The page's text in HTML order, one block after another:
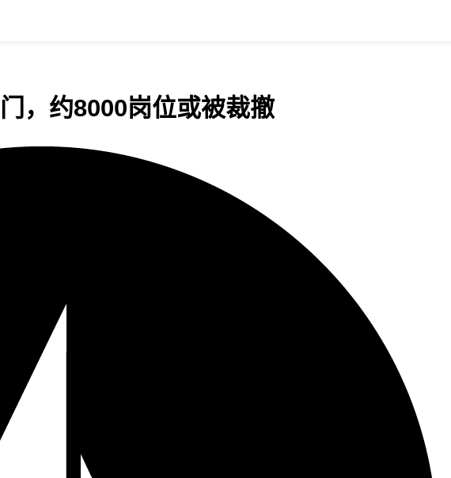
，约8000岗位或被裁撤